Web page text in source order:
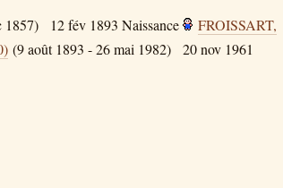
1857) 12 fév 1893 Naissance
FROISSART,
(9 août 1893 - 26 mai 1982)
20 nov 1961